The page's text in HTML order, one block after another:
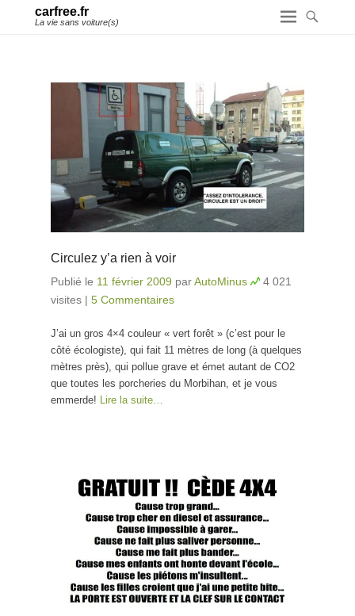
carfree.fr
La vie sans voiture(s)
Circulez y’a rien à voir
Publié le 11 février 2009 parAutoMinus
4 021
visites | 5 Commentaires
J’ai un gros 4×4 couleur « vert forêt » (c’est pour le
côté écologiste), qui fait 11 mètres de long (à quelques
mètres près), qui pollue grave et émet autant de CO2
que toutes les porcheries du Morbihan, et je vous
emmerde! Lire la suite…